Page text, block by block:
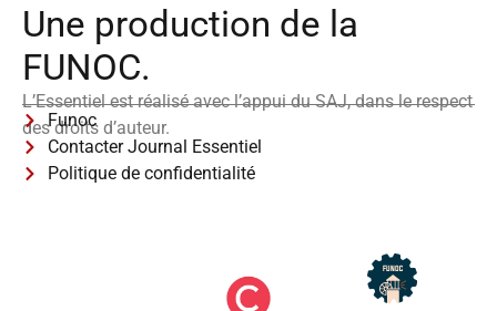
Une production de la
FUNOC.
L’Essentiel est réalisé avec l’appui du SAJ, dans le respect
des droits d’auteur.
Funoc
Contacter Journal Essentiel
Politique de confidentialité